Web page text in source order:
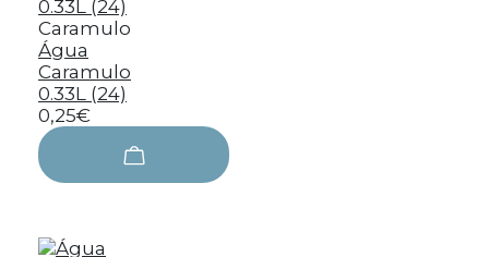
Caramulo
Água
Caramulo
0.33L (24)
0,25€